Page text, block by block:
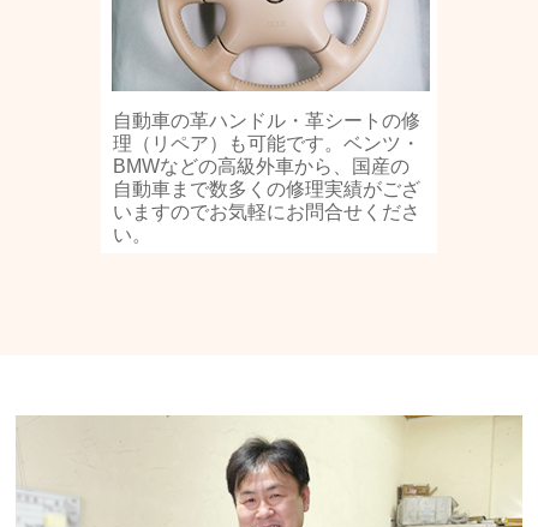
自動車の革ハンドル・革シートの修
理（リペア）も可能です。ベンツ・
BMWなどの高級外車から、国産の
自動車まで数多くの修理実績がござ
いますのでお気軽にお問合せくださ
い。